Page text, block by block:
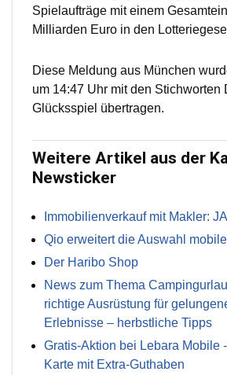
Spielaufträge mit einem
Milliarden Euro in den
Diese Meldung aus München
um 14:47 Uhr mit den Stichworten
Glücksspiel übertragen.
Weitere Artikel aus der
Newsticker
Immobilienverkauf mit Makler:
Qio erweitert die Auswahl
Der Haribo Shop
News zum Thema
richtige Ausrüstung für
Erlebnisse – herbstliche Tipps
Gratis-Aktion bei Lebara Mobile
Karte mit Extra-Guthaben